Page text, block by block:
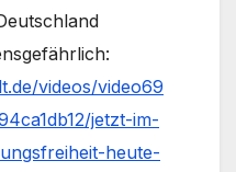
videos/video69
jetzt-im-
heute-